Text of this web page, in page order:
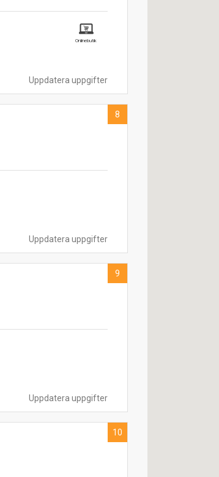
Uppdatera uppgifter
Onlinebutik
Uppdatera uppgifter
8
Uppdatera uppgifter
9
10